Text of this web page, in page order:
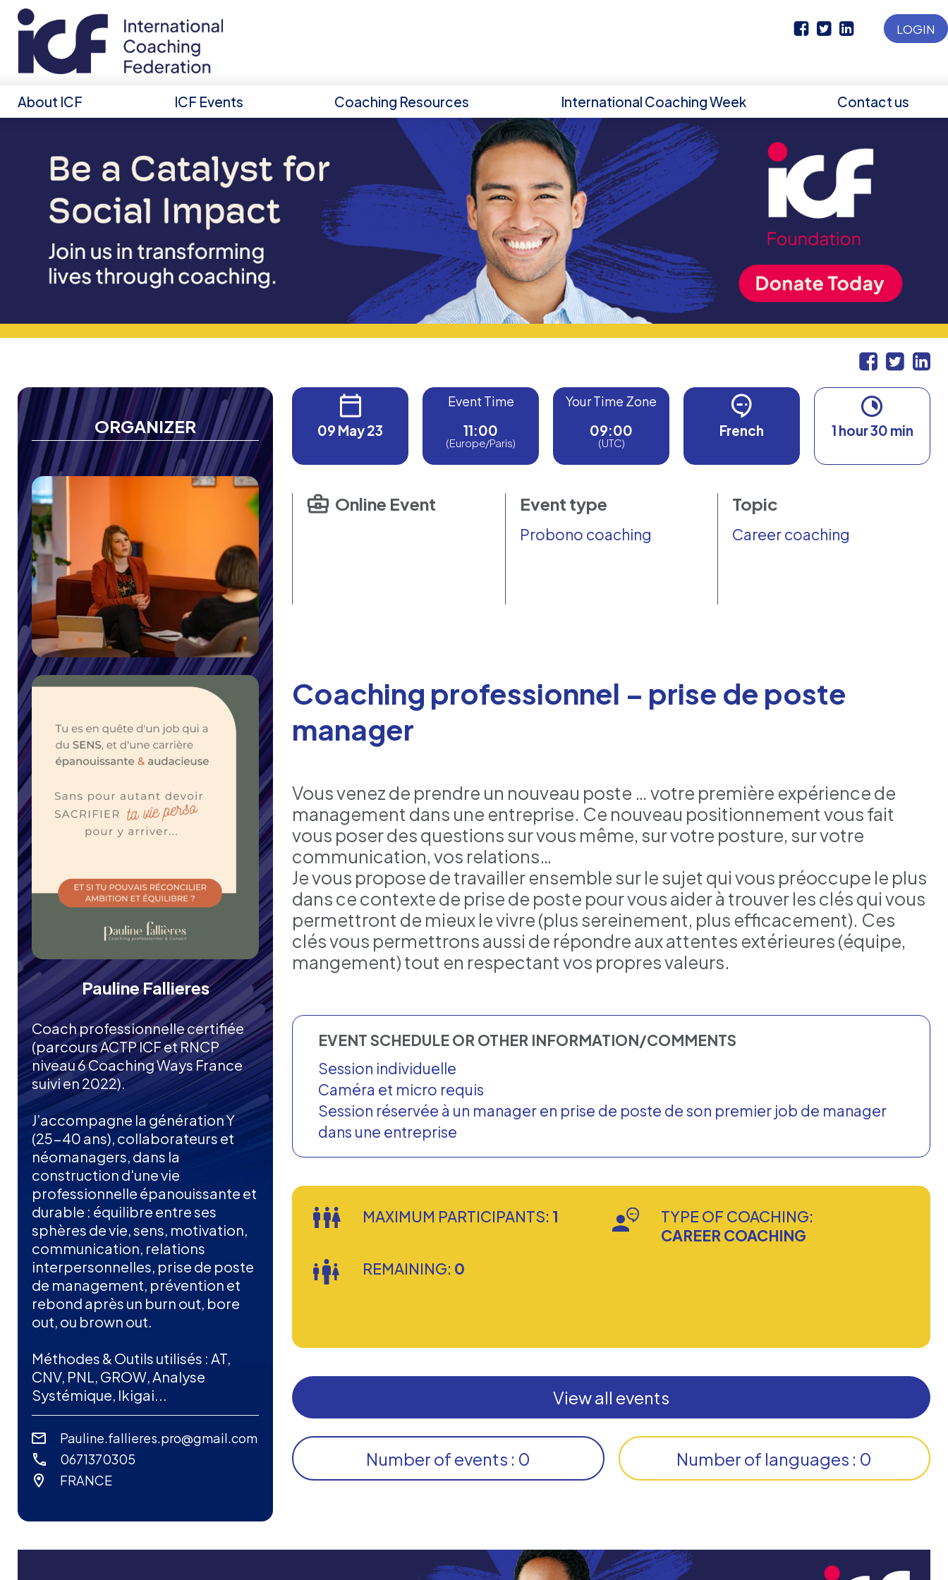
LOGIN
About ICF ICF Events Coaching Resources International Coaching Week Contact us
ORGANIZER
Pauline Fallieres
Coach professionnelle certifiée
(parcours ACTP ICF et RNCP
niveau 6 Coaching Ways France
suivi en 2022).
J’accompagne la génération Y
(25-40 ans), collaborateurs et
néomanagers, dans la
construction d'une vie
professionnelle épanouissante et
durable : équilibre entre ses
sphères de vie, sens, motivation,
communication, relations
interpersonnelles, prise de poste
de management, prévention et
rebond après un burn out, bore
out, ou brown out.
Méthodes & Outils utilisés : AT,
CNV, PNL, GROW, Analyse
Systémique, Ikigai...
Pauline.fallieres.pro@gmail.com
0671370305
FRANCE
09 May 23
Event Time
11:00
(Europe/Paris)
Your Time Zone
09:00
(UTC)
French 1 hour 30 min
Online Event Event type
Probono coaching
Topic
Career coaching
Coaching professionnel – prise de poste
manager
Vous venez de prendre un nouveau poste … votre première expérience de
management dans une entreprise. Ce nouveau positionnement vous fait
vous poser des questions sur vous même, sur votre posture, sur votre
communication, vos relations…
Je vous propose de travailler ensemble sur le sujet qui vous préoccupe le plus
dans ce contexte de prise de poste pour vous aider à trouver les clés qui vous
permettront de mieux le vivre (plus sereinement, plus efficacement). Ces
clés vous permettrons aussi de répondre aux attentes extérieures (équipe,
mangement) tout en respectant vos propres valeurs.
EVENT SCHEDULE OR OTHER INFORMATION/COMMENTS
Session individuelle
Caméra et micro requis
Session réservée à un manager en prise de poste de son premier job de manager
dans une entreprise
MAXIMUM PARTICIPANTS: 1
TYPE OF COACHING:
CAREER COACHING
REMAINING: 0
View all events
Number of events : 0 Number of languages : 0